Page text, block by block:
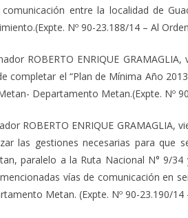
entre la localidad de
Nº 90-23.188/14 – Al
ROBERTO ENRIQUE
el “Plan de Mínima Año
Departamento Metan.(Expte. Nº
ROBERTO ENRIQUE
las gestiones necesarias para
paralelo a la Ruta Nacional N° 9/
vías de comunicación en
Metan. (Expte. Nº 90-23.190/